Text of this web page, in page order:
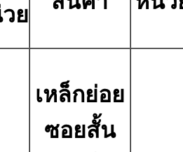
ย
เหล็กย่อย
ซอยสั้น